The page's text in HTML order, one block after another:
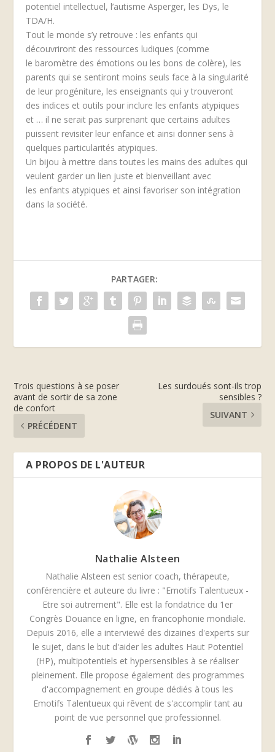
potentiel intellectuel, l’autisme Asperger, les Dys, le
TDA/H.
Tout le monde s’y retrouve : les enfants qui
découvriront des ressources ludiques (comme
le baromètre des émotions ou les bons de colère), les
parents qui se sentiront moins seuls face à la singularité
de leur progéniture, les enseignants qui y trouveront
des indices et outils pour inclure les enfants atypiques
et … il ne serait pas surprenant que certains adultes
puissent revisiter leur enfance et ainsi donner sens à
quelques particularités atypiques.
Un bijou à mettre dans toutes les mains des adultes qui
veulent garder un lien juste et bienveillant avec
les enfants atypiques et ainsi favoriser son intégration
dans la société.
PARTAGER:
Trois questions à se poser
avant de sortir de sa zone
de confort
PRÉCÉDENT
Les surdoués sont-ils trop
sensibles ?
SUIVANT
A PROPOS DE L'AUTEUR
Nathalie Alsteen
Nathalie Alsteen est senior coach, thérapeute,
conférencière et auteure du livre : "Emotifs Talentueux -
Etre soi autrement". Elle est la fondatrice du 1er
Congrès Douance en ligne, en francophonie mondiale.
Depuis 2016, elle a interviewé des dizaines d'experts sur
le sujet, dans le but d'aider les adultes Haut Potentiel
(HP), multipotentiels et hypersensibles à se réaliser
pleinement. Elle propose également des programmes
d'accompagnement en groupe dédiés à tous les
Emotifs Talentueux qui rêvent de s'accomplir tant au
point de vue personnel que professionnel.